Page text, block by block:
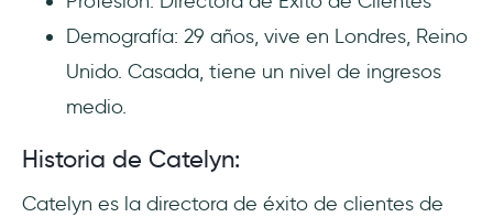
Demografía: 29 años, vive en Londres, Reino
Unido. Casada, tiene un nivel de ingresos
medio.
Historia de Catelyn:
Catelyn es la directora de éxito de clientes de